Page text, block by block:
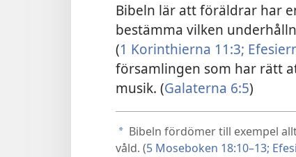
Bibeln lär att föräldrar har
bestämma vilken
(1 Korinthierna 11:3;
församlingen som har rätt
musik. (Galaterna 6:5)
a Bibeln fördömer till exempel
våld. (5 Moseboken 18:10–13;